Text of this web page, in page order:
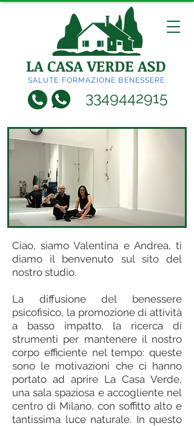
3349442915
SALUTE FORMAZIONE BENESSERE
Ciao, siamo Valentina e Andrea, ti
diamo il benvenuto sul sito del
nostro studio.
La diffusione del benessere
psicofisico, la promozione di attività
a basso impatto, la ricerca di
strumenti per mantenere il nostro
corpo efficiente nel tempo: queste
sono le motivazioni che ci hanno
portato ad aprire La Casa Verde,
una sala spaziosa e accogliente nel
centro di Milano, con soffitto alto e
tantissima luce naturale. In questo